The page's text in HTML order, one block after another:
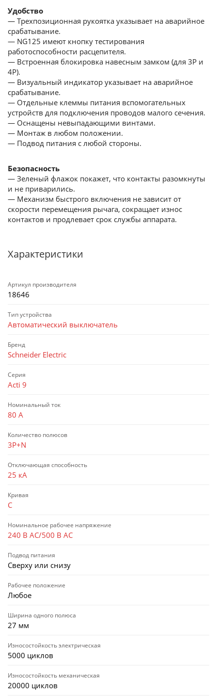
Удобство
— Трехпозиционная рукоятка указывает на аварийное
срабатывание.
— NG125 имеют кнопку тестирования
работоспособности расцепителя.
— Встроенная блокировка навесным замком (для 3Р и
4Р).
— Визуальный индикатор указывает на аварийное
срабатывание.
— Отдельные клеммы питания вспомогательных
устройств для подключения проводов малого сечения.
— Оснащены невыпадающими винтами.
— Монтаж в любом положении.
— Подвод питания с любой стороны.
Безопасность
— Зеленый флажок покажет, что контакты разомкнуты
и не приварились.
— Механизм быстрого включения не зависит от
скорости перемещения рычага, сокращает износ
контактов и продлевает срок службы аппарата.
Характеристики
Артикул производителя
18646
Тип устройства
Автоматический выключатель
Бренд
Schneider Electric
Серия
Acti 9
Номинальный ток
80 А
Количество полюсов
3P+N
Отключающая способность
25 кА
Кривая
C
Номинальное рабочее напряжение
240 В AC/500 В AC
Подвод питания
Сверху или снизу
Рабочее положение
Любое
Ширина одного полюса
27 мм
Износостойкость электрическая
5000 циклов
Износостойкость механическая
20000 циклов